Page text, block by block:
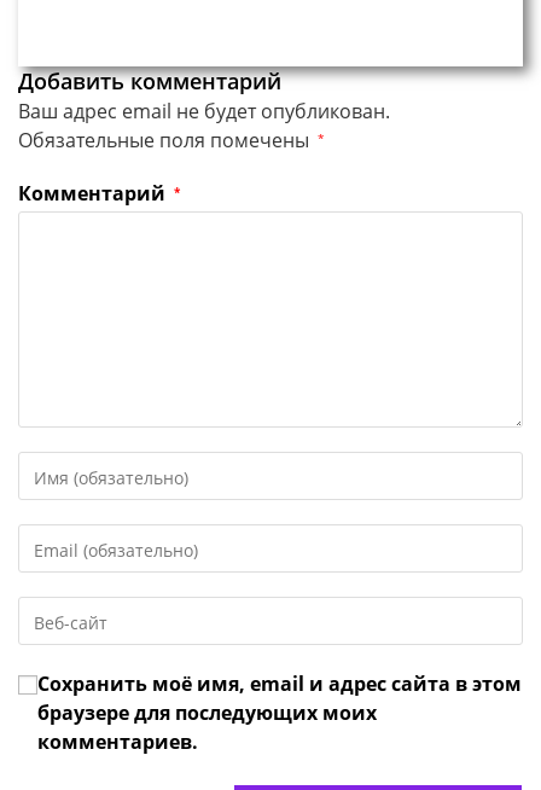
Добавить комментарий
Ваш адрес email не будет опубликован.
Обязательные поля помечены *
Комментарий *
свое
или
имя
чтобы
прокомментировать
свой
адрес,
чтобы
URL
веб-
сайта
(необязательно)
Сохранить моё имя, email и адрес сайта в этом
браузере для последующих моих
комментариев.